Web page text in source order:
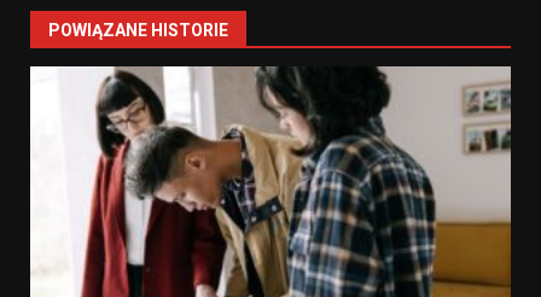
POWIĄZANE HISTORIE